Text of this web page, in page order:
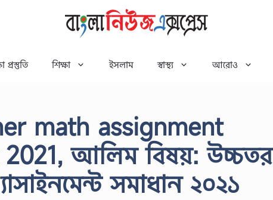
প্রস্তুতি শিক্ষা ইসলাম স্বাস্থ্য আরোও
math assignment
আলিম বিষয়: উচ্চতর
সমাধান ২০২১